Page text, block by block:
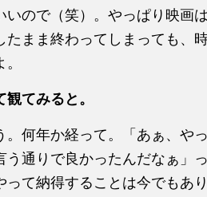
いので（笑）。やっぱり映画
たまま終わってしまっても、
てみると。
。何年か経って。「あぁ、や
う通りで良かったんだなぁ」っ
って納得することは今でもあ